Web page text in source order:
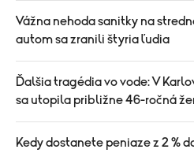
Vážna nehoda sanitky na
autom sa zranili štyria ľudia
Ďalšia tragédia vo vode: V
sa utopila približne 46-ročná
Kedy dostanete peniaze z 2 %